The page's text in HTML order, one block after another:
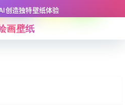
创造独特壁纸体验
画壁纸